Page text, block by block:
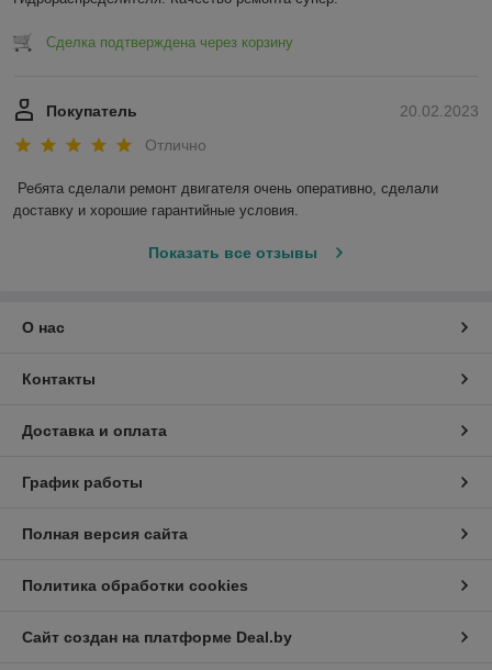
Сделка подтверждена через корзину
20.02.2023
Покупатель
Отлично
Ребята сделали ремонт двигателя очень оперативно, сделали
доставку и хорошие гарантийные условия.
Показать все отзывы
О нас
Контакты
Доставка и оплата
График работы
Полная версия сайта
Политика обработки cookies
Сайт создан на платформе Deal.by